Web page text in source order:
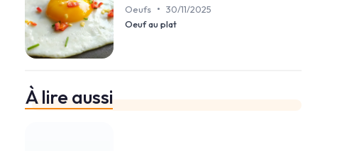
Oeufs • 30/11/2025
Oeuf au plat
À lire aussi